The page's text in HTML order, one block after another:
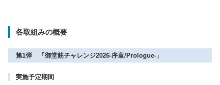
各取組みの概要
第1弾 「御堂筋チャレンジ2026-序章/Prologue-」
実施予定期間